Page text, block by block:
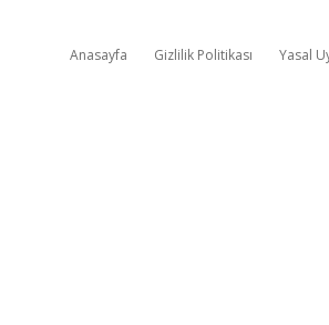
Anasayfa Gizlilik Politikası Yasal